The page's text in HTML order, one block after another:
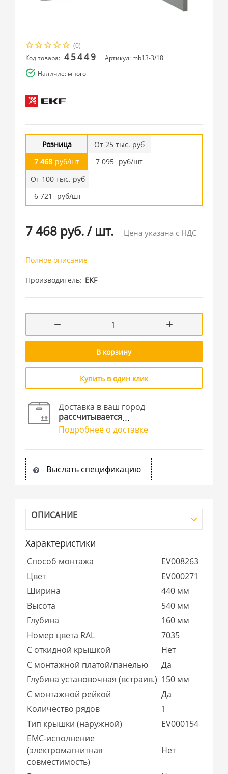
(0)
Код товара: 45449
Артикул: mb13-3/18
Наличие: много
Розница
7 468 руб/шт
От 25 тыс. руб
7 095 руб/шт
От 100 тыс. руб
6 721
руб/шт
7 468 руб./ шт. Цена указана с НДС
Полное описание
Производитель EKF
В корзину
Купить в один клик
Доставка в ваш город
рассчитывается
Подробнее о доставке
Выслать спецификацию
ОПИСАНИЕ
Характеристики
Способ монтажа
EV008263
Цвет
EV000271
Ширина
440 мм
Высота
540 мм
Глубина
160 мм
Номер цвета RAL
7035
С откидной крышкой
Нет
С монтажной платой/панелью
Да
Глубина установочная (встраив.) 150 мм
С монтажной рейкой
Да
Количество рядов
1
Тип крышки (наружной)
EV000154
EMC-исполнение
(электромагнитная
совместимость)
Нет